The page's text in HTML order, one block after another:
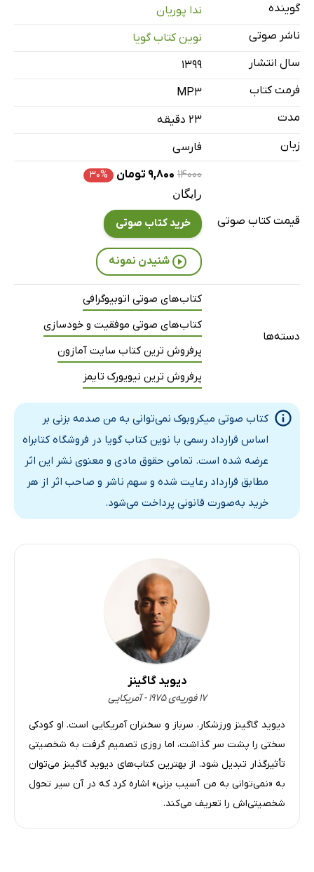
گوینده
ندا پوریان
ناشر صوتی
نوین کتاب گویا
سال انتشار
۱۳۹۹
فرمت کتاب
MP3
مدت
۲۳ دقیقه
زبان
فارسی
قیمت کتاب صوتی
۱۴۰۰۰ ۹,۸۰۰ تومان ۳۰%
رایگان
خرید کتاب صوتی
شنیدن نمونه
دسته‌ها
کتاب‌های صوتی اتوبیوگرافی
کتاب‌های صوتی موفقیت و خودسازی
پرفروش ترین کتاب سایت آمازون
پرفروش ترین نیویورک تایمز
کتاب صوتی میکروبوک نمی‌توانی به من صدمه بزنی بر
اساس قرارداد رسمی با نوین کتاب گویا در فروشگاه کتابراه
عرضه شده است. تمامی حقوق مادی و معنوی نشر این اثر
مطابق قرارداد رعایت شده و سهم ناشر و صاحب اثر از هر
خرید به‌صورت قانونی پرداخت می‌شود.
دیوید گاگینز
۱۷ فوریه‌ی ۱۹۷۵ - آمریکایی
دیوید گاگینز ورزشکار، سرباز و سخنران آمریکایی است. او کودکی
سختی را پشت سر گذاشت، اما روزی تصمیم گرفت به شخصیتی
تأثیرگذار تبدیل شود. از بهترین کتاب‌های دیوید گاگینز می‌توان
به «نمی‌توانی به من آسیب بزنی» اشاره کرد که در آن سیر تحول
شخصیتی‌اش را تعریف می‌کند.